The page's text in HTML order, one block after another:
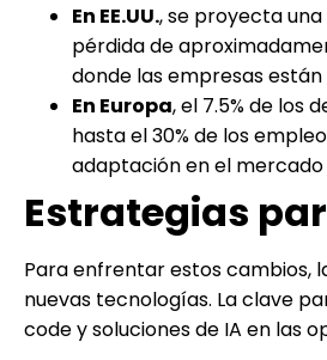
En EE.UU., se proyecta una
pérdida de
donde las empresas
En Europa, el 7.5% de los
hasta el 30% de los
adaptación en el mercado
Estrategias
Para enfrentar estos cambios,
nuevas tecnologías. La clave
code y soluciones de IA en las